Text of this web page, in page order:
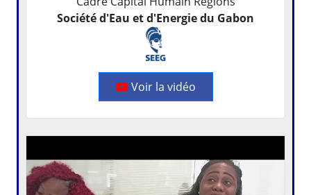
Société d'Eau et d'Energie du Gabon
Voir la vidéo